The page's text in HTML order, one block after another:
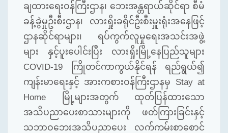
ချထားရေးဝန်ကြီးဌာန၊ ဘေးအန္တရာယ်ဆိုင်ရာ စီမံ
ခန့်ခွဲမှုဦးစီးဌာန၊ လားရှိုးခရိုင်ဦးစီးမှူးရုံးအနေဖြင့်
ဌာနဆိုင်ရာများ၊ ရပ်ကွက်လူမှုရေးအသင်းအဖွဲ့
များ နှင့်ပူးပေါင်းပြီး လားရှိုးမြို့နေပြည်သူများ
COVID-19
ကြိုတင်ကာကွယ်နိုင်ရန် ရည်ရွယ်၍
ကျန်းမာရေးနှင့် အားကစားဝန်ကြီးဌာနမှ Stay at
Home
မြို့များအတွက် ထုတ်ပြန်ထားသော
အသိပညာပေးစာသားများကို ဖတ်ကြားခြင်းနှင့်
သဘာဝဘေးအသိပညာပေး လက်ကမ်းစာစောင်